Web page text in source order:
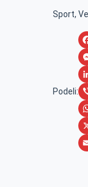
Sport,
Podeli:
F
a
c
e
b
o
M
e
s
s
e
L
i
n
k
V
i
b
W
h
X